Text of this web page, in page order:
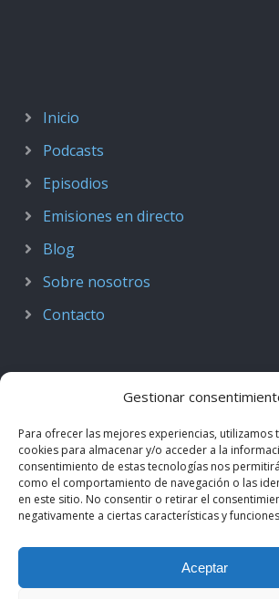
Gestionar
Para ofrecer las mejores experiencias, utilizamos
cookies para almacenar y/o acceder a la
consentimiento de estas tecnologías nos
como el comportamiento de navegación o las
en este sitio. No consentir o retirar el
negativamente a ciertas características y
Aceptar
Inicio
Podcasts
Episodios
Emisiones en directo
Blog
Sobre nosotros
Contacto
Podcast de Medicina ·
Radio casiMedicos